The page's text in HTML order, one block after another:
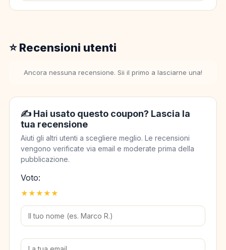
⭐ Recensioni utenti
Ancora nessuna recensione. Sii il primo a lasciarne una!
✍️ Hai usato questo coupon? Lascia la
tua recensione
Aiuti gli altri utenti a scegliere meglio. Le recensioni
vengono verificate via email e moderate prima della
pubblicazione.
Voto:
★
★
★
★
★